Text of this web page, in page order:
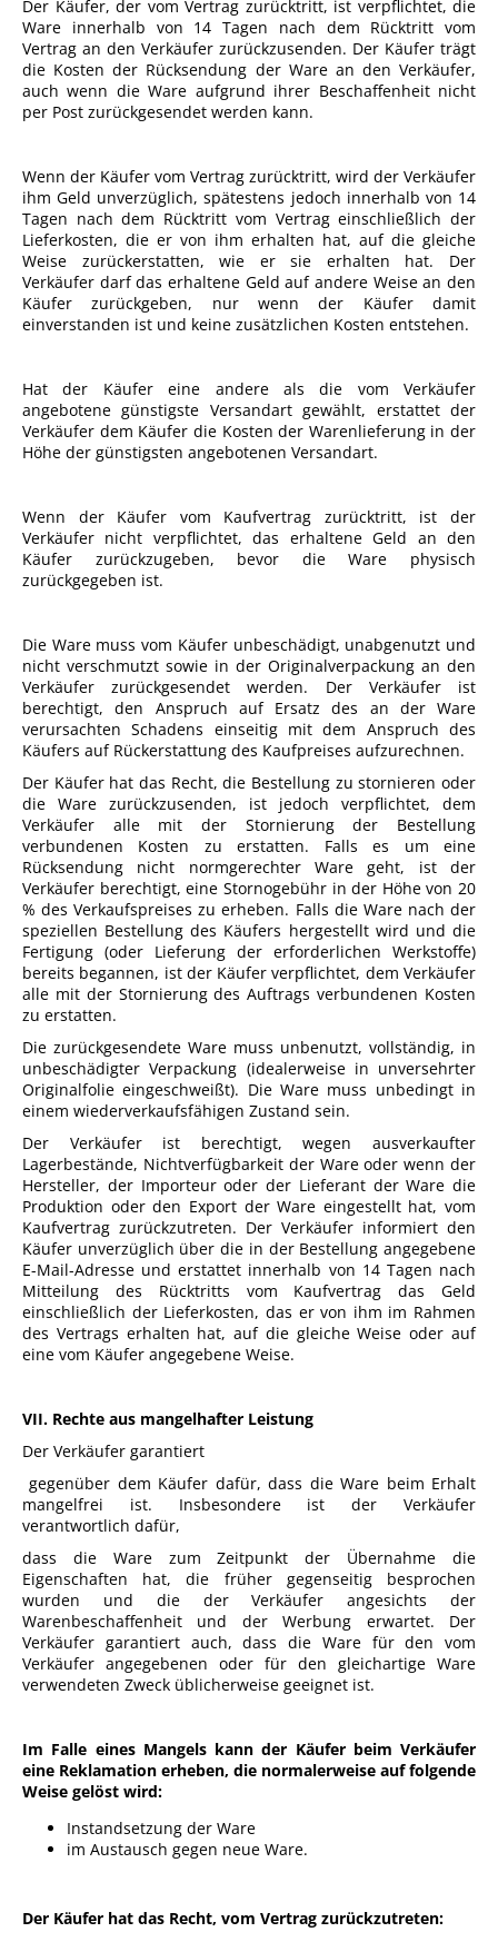
Der Käufer, der vom Vertrag zurücktritt, ist verpflichtet, die
Ware innerhalb von 14 Tagen nach dem Rücktritt vom
Vertrag an den Verkäufer zurückzusenden. Der Käufer trägt
die Kosten der Rücksendung der Ware an den Verkäufer,
auch wenn die Ware aufgrund ihrer Beschaffenheit nicht
per Post zurückgesendet werden kann.
Wenn der Käufer vom Vertrag zurücktritt, wird der Verkäufer
ihm Geld unverzüglich, spätestens jedoch innerhalb von 14
Tagen nach dem Rücktritt vom Vertrag einschließlich der
Lieferkosten, die er von ihm erhalten hat, auf die gleiche
Weise zurückerstatten, wie er sie erhalten hat. Der
Verkäufer darf das erhaltene Geld auf andere Weise an den
Käufer zurückgeben, nur wenn der Käufer damit
einverstanden ist und keine zusätzlichen Kosten entstehen.
Hat der Käufer eine andere als die vom Verkäufer
angebotene günstigste Versandart gewählt, erstattet der
Verkäufer dem Käufer die Kosten der Warenlieferung in der
Höhe der günstigsten angebotenen Versandart.
Wenn der Käufer vom Kaufvertrag zurücktritt, ist der
Verkäufer nicht verpflichtet, das erhaltene Geld an den
Käufer zurückzugeben, bevor die Ware physisch
zurückgegeben ist.
Die Ware muss vom Käufer unbeschädigt, unabgenutzt und
nicht verschmutzt sowie in der Originalverpackung an den
Verkäufer zurückgesendet werden. Der Verkäufer ist
berechtigt, den Anspruch auf Ersatz des an der Ware
verursachten Schadens einseitig mit dem Anspruch des
Käufers auf Rückerstattung des Kaufpreises aufzurechnen.
Der Käufer hat das Recht, die Bestellung zu stornieren oder
die Ware zurückzusenden, ist jedoch verpflichtet, dem
Verkäufer alle mit der Stornierung der Bestellung
verbundenen Kosten zu erstatten. Falls es um eine
Rücksendung nicht normgerechter Ware geht, ist der
Verkäufer berechtigt, eine Stornogebühr in der Höhe von 20
% des Verkaufspreises zu erheben. Falls die Ware nach der
speziellen Bestellung des Käufers hergestellt wird und die
Fertigung (oder Lieferung der erforderlichen Werkstoffe)
bereits begannen, ist der Käufer verpflichtet, dem Verkäufer
alle mit der Stornierung des Auftrags verbundenen Kosten
zu erstatten.
Die zurückgesendete Ware muss unbenutzt, vollständig, in
unbeschädigter Verpackung (idealerweise in unversehrter
Originalfolie eingeschweißt). Die Ware muss unbedingt in
einem wiederverkaufsfähigen Zustand sein.
Der Verkäufer ist berechtigt, wegen ausverkaufter
Lagerbestände, Nichtverfügbarkeit der Ware oder wenn der
Hersteller, der Importeur oder der Lieferant der Ware die
Produktion oder den Export der Ware eingestellt hat, vom
Kaufvertrag zurückzutreten. Der Verkäufer informiert den
Käufer unverzüglich über die in der Bestellung angegebene
E-Mail-Adresse und erstattet innerhalb von 14 Tagen nach
Mitteilung des Rücktritts vom Kaufvertrag das Geld
einschließlich der Lieferkosten, das er von ihm im Rahmen
des Vertrags erhalten hat, auf die gleiche Weise oder auf
eine vom Käufer angegebene Weise.
VII. Rechte aus mangelhafter Leistung
Der Verkäufer garantiert
gegenüber dem Käufer dafür, dass die Ware beim Erhalt
mangelfrei ist. Insbesondere ist der Verkäufer
verantwortlich dafür,
dass die Ware zum Zeitpunkt der Übernahme die
Eigenschaften hat, die früher gegenseitig besprochen
wurden und die der Verkäufer angesichts der
Warenbeschaffenheit und der Werbung erwartet. Der
Verkäufer garantiert auch, dass die Ware für den vom
Verkäufer angegebenen oder für den gleichartige Ware
verwendeten Zweck üblicherweise geeignet ist.
Im Falle eines Mangels kann der Käufer beim Verkäufer
eine Reklamation erheben, die normalerweise auf folgende
Weise gelöst wird:
Instandsetzung der Ware
im Austausch gegen neue Ware.
Der Käufer hat das Recht, vom Vertrag zurückzutreten: